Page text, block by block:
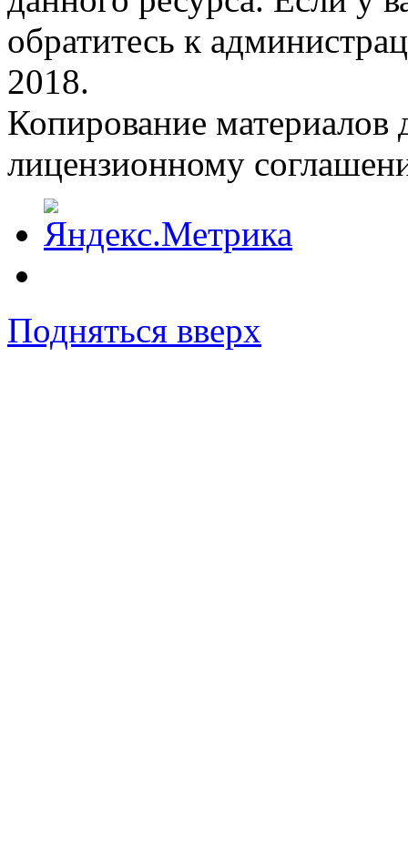
обратитесь к
2018.
Копирование материалов
лицензионному
Подняться вверх